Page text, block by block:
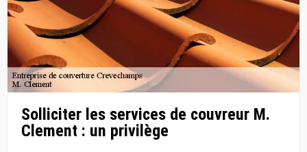
Solliciter les services de couvreur M.
Clement : un privilège